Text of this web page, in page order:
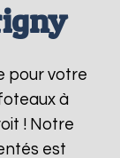
pour votre
à
! Notre
est